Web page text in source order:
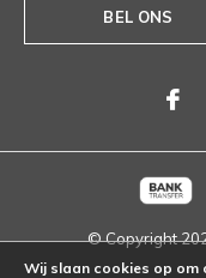
BEL ONS
© Copyright
Wij slaan cookies op om